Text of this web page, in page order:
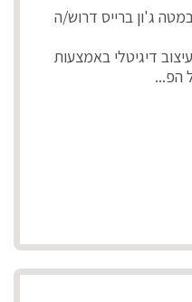
ג'ון ברייס דרוש/ה
דיגיטלי באמצעות